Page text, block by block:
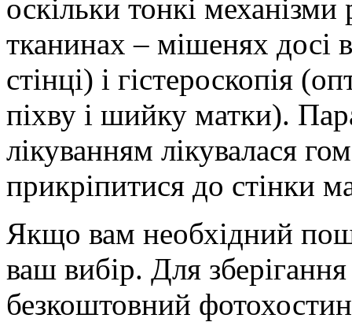
оскільки тонкі механізми
тканинах – мішенях досі
стінці) і гістероскопія
піхву і шийку матки).
лікуванням лікувалася
прикріпитися до стінки
Якщо вам необхідний
ваш вибір. Для
безкоштовний